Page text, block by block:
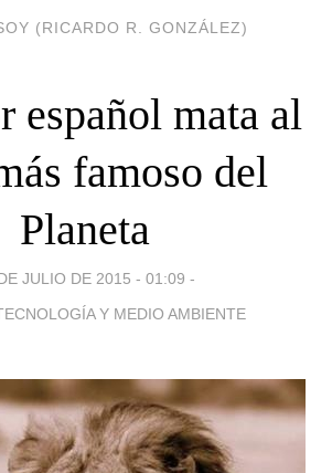
(RICARDO R. GONZÁLEZ)
español mata al
famoso del
Planeta
JULIO DE 2015 - 01:09 -
Y MEDIO AMBIENTE